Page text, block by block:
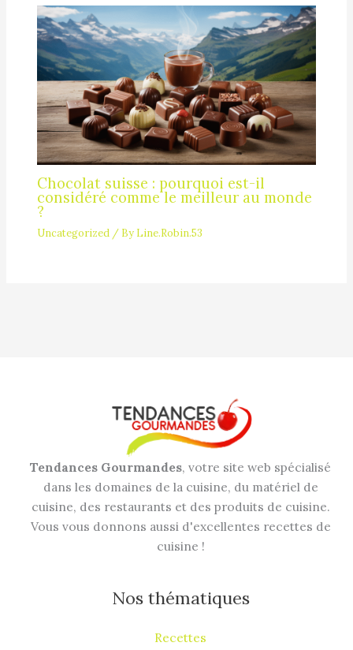
Chocolat suisse : pourquoi est-il
considéré comme le meilleur au monde
?
Uncategorized / By Line.Robin.53
Tendances Gourmandes, votre site web spécialisé
dans les domaines de la cuisine, du matériel de
cuisine, des restaurants et des produits de cuisine.
Vous vous donnons aussi d'excellentes recettes de
cuisine !
Nos thématiques
Recettes